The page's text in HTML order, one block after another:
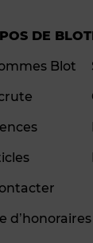
DE BLOT
Blot
d’honoraires